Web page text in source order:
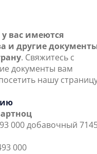
у вас имеются
и другие
. Свяжитесь с
документы вам
нашу
000 добавочный
000